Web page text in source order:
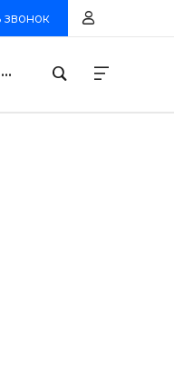
звонок
...